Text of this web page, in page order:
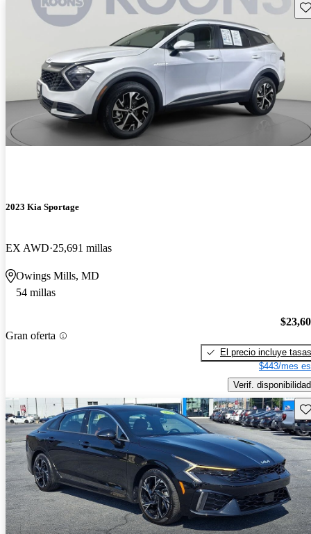
2023 Kia Sportage
EX AWD 25,691 millas
Owings Mills, MD
54 millas
Gran oferta
El precio incluye tasas
$443/mes
Verif. disponibilidad